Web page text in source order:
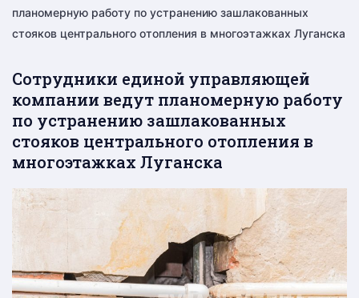
планомерную работу по устранению зашлакованных
стояков центрального отопления в многоэтажках Луганска
Сотрудники единой управляющей
компании ведут планомерную работу
по устранению зашлакованных
стояков центрального отопления в
многоэтажках Луганска